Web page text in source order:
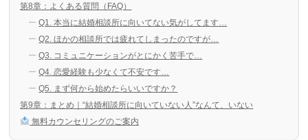
第8章：よくある質問（FAQ）
Q1. 本当に結婚相談所に向いてない気がしてます…
Q2. ほかの相談所では疲れてしまったのですが…
Q3. コミュニケーションがとにかく苦手で…
Q4. 恋愛経験も少なくて不安です…
Q5. まず何から始めたらいいですか？
第9章：まとめ｜“結婚相談所に向いていない人”なんて、いない
無料カウンセリングのご案内